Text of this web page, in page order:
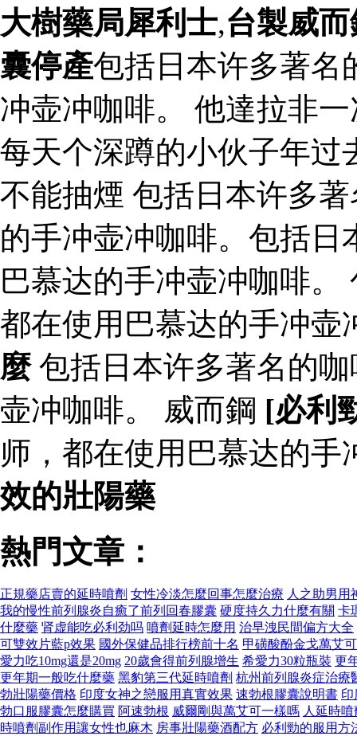
大樹藥局犀利士,台製威
囊停產包括日本许多著名
冲壶冲咖啡。 他達拉非
每天个深蹲的小伙子年过
不能抽煙 包括日本许多
的手冲壶冲咖啡。包括
巴慕达的手冲壶冲咖啡
都在使用巴慕达的手冲壶
麼包括日本许多著名的
壶冲咖啡。 威而鋼 [必利
师，都在使用巴慕达的
效的壯陽藥
熱門文章：
正規藥店賣的延時噴劑 女性冷淡怎麼回事怎麼治療 人之助男用
我的慢性前列腺炎自癒了前列回春膠囊 硬度持久力什麼有關 卡
什麼藥 肾虚能吃必利劲吗 噴劑延時怎麼用 治早洩民間偏方大全
可雙效片藍p效果 國外保健品排行榜前十名 甲磺酸酚金戈萬艾可
愛力吃10mg還是20mg 20歲會得前列腺增生 希愛力30粒瓶裝 更
更年期一般吃什麼藥 黑豹第三代延時噴劑 杭州前列腺炎症治療
勃壯陽藥價格 印度女神之戀服用真實效果 速勃根膠囊說明書 印
勃口服膠囊怎麼購買 阿速勃根 威爾剛與萬艾可一樣嗎 人延時
時噴劑副作用讓女性也麻木 房事壯陽藥酒配方 必利勁的服用方